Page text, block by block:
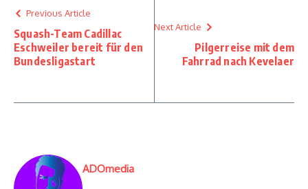
Previous Article
Squash-Team Cadillac
Eschweiler bereit für den
Bundesligastart
Next Article
Pilgerreise mit dem
Fahrrad nach Kevelaer
ADOmedia